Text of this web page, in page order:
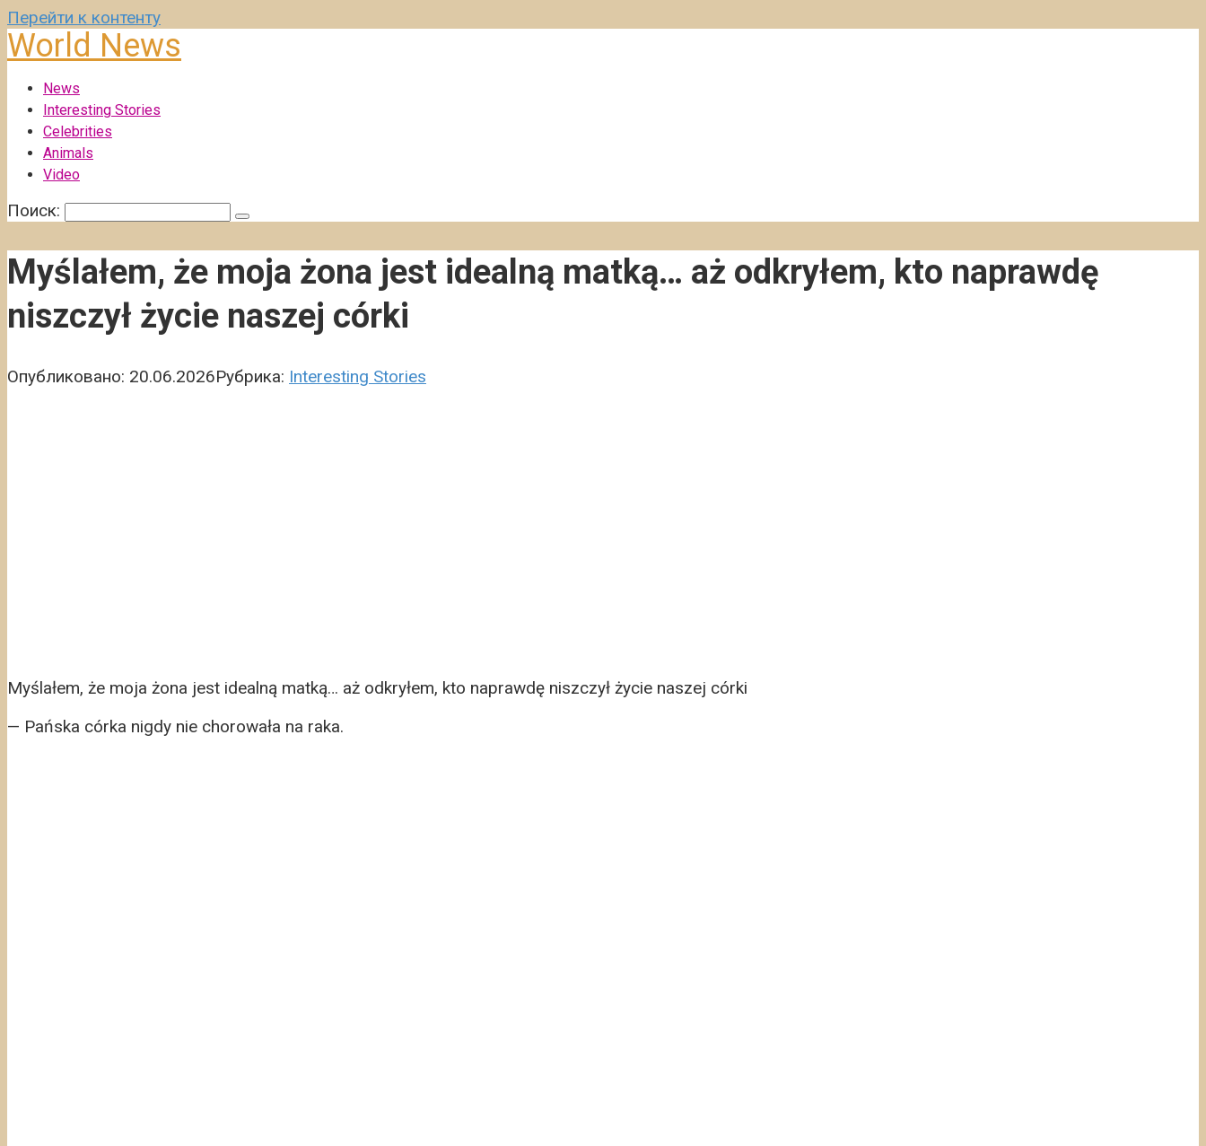
Перейти к контенту
World News
News
Interesting Stories
Celebrities
Animals
Video
Поиск:
Myślałem, że moja żona jest idealną matką… aż odkryłem, kto naprawdę
niszczył życie naszej córki
Опубликовано: 20.06.2026Рубрика: Interesting Stories
Myślałem, że moja żona jest idealną matką… aż odkryłem, kto naprawdę niszczył życie naszej córki
— Pańska córka nigdy nie chorowała na raka.